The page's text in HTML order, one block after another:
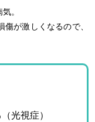
。
が激しくなるので、
光視症）